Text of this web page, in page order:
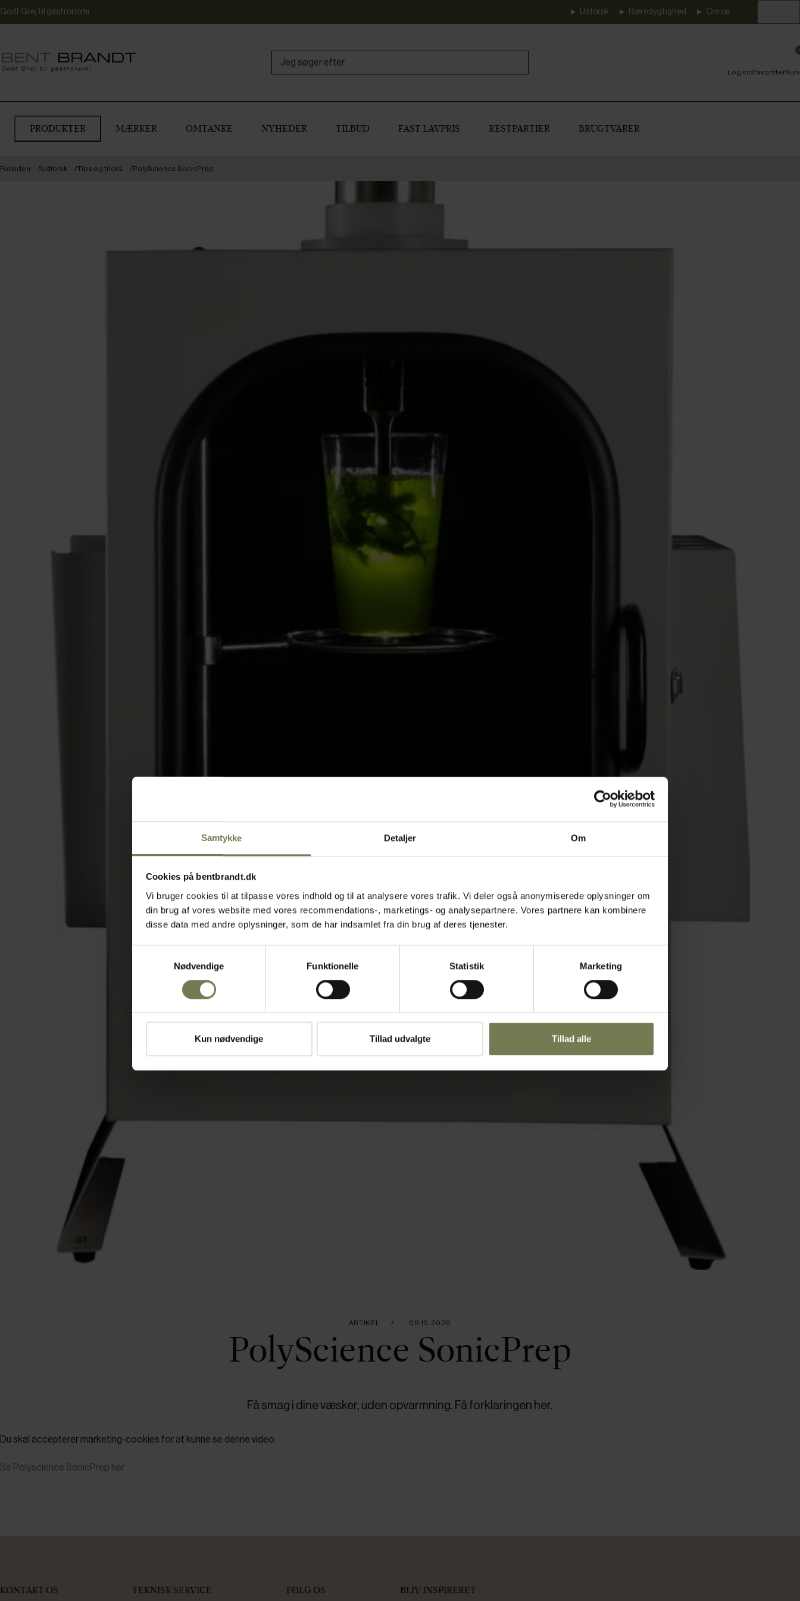
Samtykke Detaljer Om
Cookies på bentbrandt.dk
Vi bruger cookies til at tilpasse vores indhold og til at analysere vores trafik. Vi deler også anonymiserede oplysninger om
din brug af vores website med vores recommendations-, marketings- og analysepartnere. Vores partnere kan kombinere
disse data med andre oplysninger, som de har indsamlet fra din brug af deres tjenester.
Nødvendige
Funktionelle Statistik Marketing
Kun nødvendige Tillad udvalgte Tillad alle
Godt Grej til gastronomi Udforsk Bæredygtighed Om os
Log indFavoritterKurv
PRODUKTER MÆRKER OMTANKE NYHEDER TILBUD FAST LAVPRIS RESTPARTIER BRUGTVARER
Forsiden Udforsk Tips og tricks PolyScience SonicPrep
ARTIKEL 09.10.2020
PolyScience SonicPrep
Få smag i dine væsker, uden opvarmning. Få forklaringen her.
Du skal accepterer marketing-cookies for at kunne se denne video.
Se Polyscience SonicPrep her
KONTAKT OS TEKNISK SERVICE FØLG OS BLIV INSPIRERET